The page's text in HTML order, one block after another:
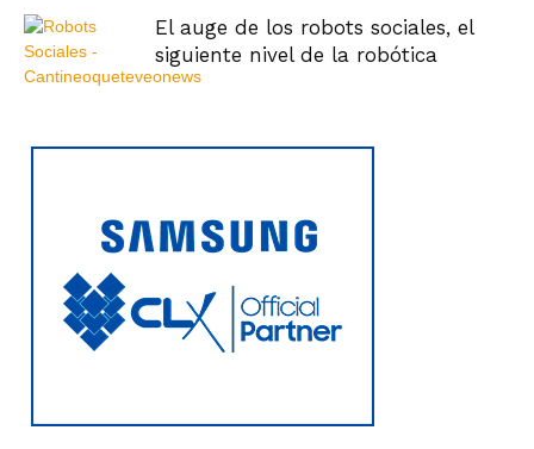
El auge de los robots sociales, el
siguiente nivel de la robótica